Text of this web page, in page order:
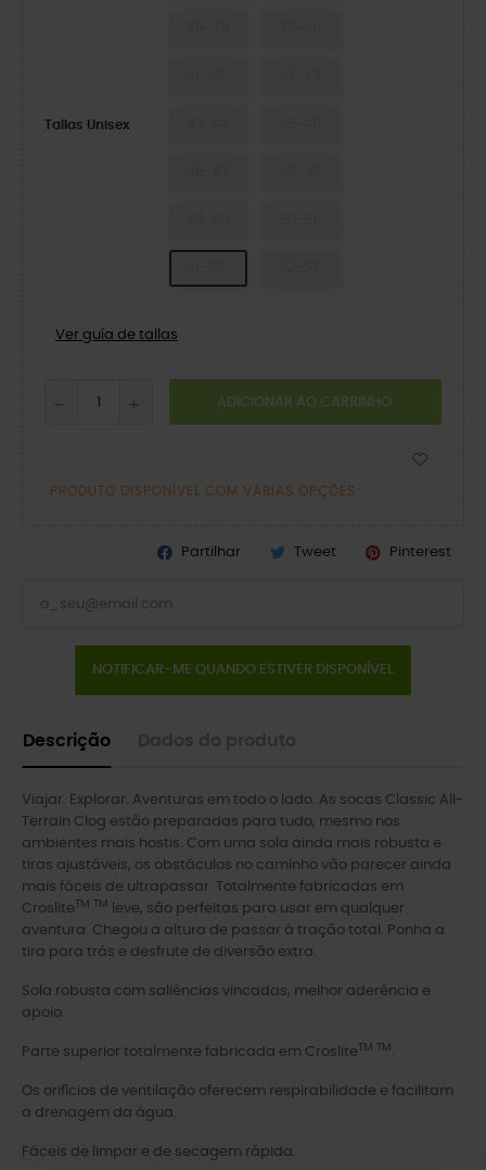
Tallas Unisex
Ver guía de tallas
ADICIONAR AO CARRINHO
PRODUTO DISPONÍVEL COM VÁRIAS OPÇÕES
Partilhar Tweet Pinterest
NOTIFICAR-ME QUANDO ESTIVER DISPONÍVEL
Descrição
Viajar. Explorar. Aventuras em todo o lado. As socas Classic All-
Terrain Clog estão preparadas para tudo, mesmo nos
ambientes mais hostis. Com uma sola ainda mais robusta e
tiras ajustáveis, os obstáculos no caminho vão parecer ainda
mais fáceis de ultrapassar. Totalmente fabricadas em
CrosliteTM TM
leve, são perfeitas para usar em qualquer
aventura. Chegou a altura de passar à tração total. Ponha a
tira para trás e desfrute de diversão extra.
Sola robusta com saliências vincadas, melhor aderência e
apoio.
Parte superior totalmente fabricada em CrosliteTM TM .
Os orifícios de ventilação oferecem respirabilidade e facilitam
a drenagem da água.
Fáceis de limpar e de secagem rápida.